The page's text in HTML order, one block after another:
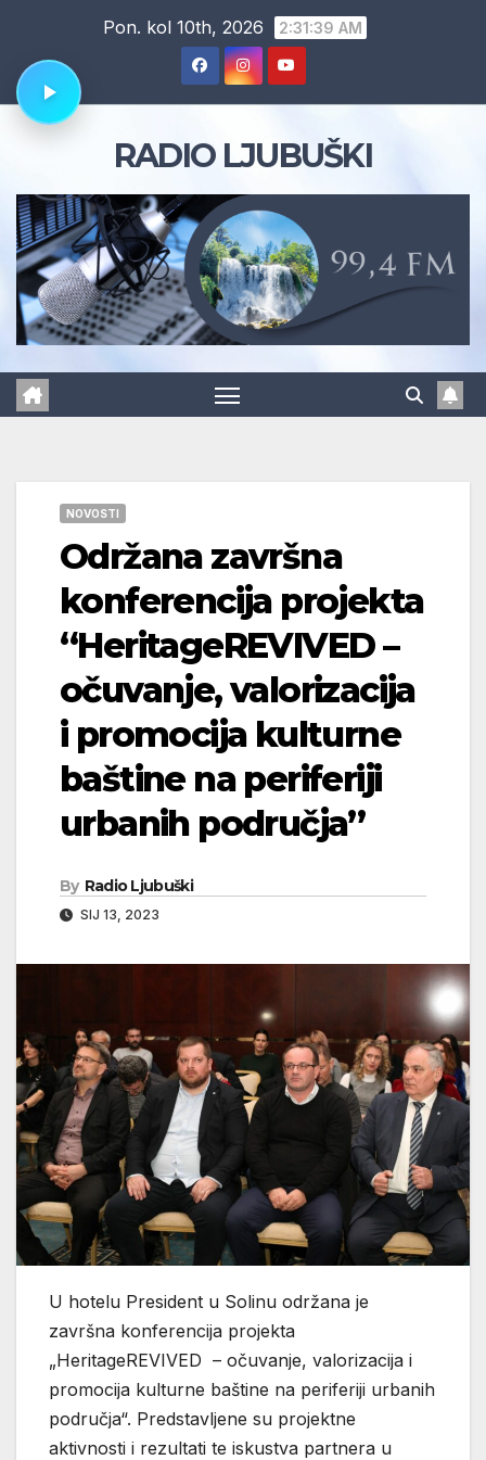
content
Pon. kol 10th, 2026 2:31:40 AM
RADIO LJUBUŠKI
NOVOSTI
Održana završna
konferencija projekta
“HeritageREVIVED –
očuvanje, valorizacija
i promocija kulturne
baštine na periferiji
urbanih područja”
By Radio Ljubuški
SIJ 13, 2023
U hotelu President u Solinu održana je
završna konferencija projekta
„HeritageREVIVED – očuvanje, valorizacija i
promocija kulturne baštine na periferiji urbanih
područja“. Predstavljene su projektne
aktivnosti i rezultati te iskustva partnera u